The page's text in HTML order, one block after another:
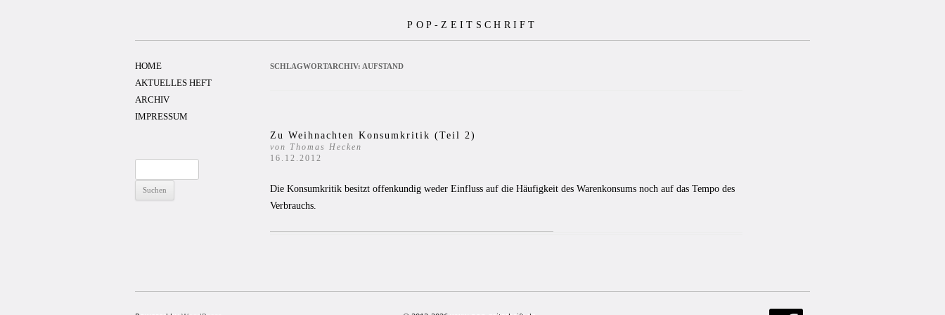
POP-ZEITSCHRIFT
SCHLAGWORTARCHIV: AUFSTAND
Zu Weihnachten Konsumkritik (Teil 2)
von Thomas Hecken
16.12.2012
Die Konsumkritik besitzt offenkundig weder Einfluss auf die Häufigkeit des Warenkonsums noch auf das Tempo des
Verbrauchs.
HOME
AKTUELLES HEFT
ARCHIV
IMPRESSUM
nach: